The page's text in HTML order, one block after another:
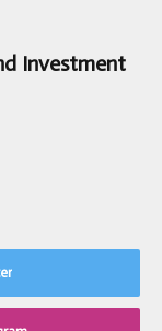
Investment